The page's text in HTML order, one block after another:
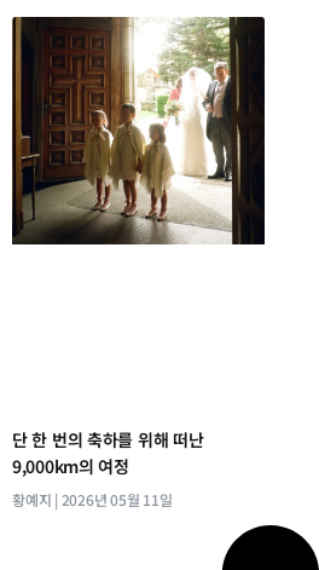
단 한 번의 축하를 위해 떠난
9,000km의 여정
황예지 2026년 05월 11일